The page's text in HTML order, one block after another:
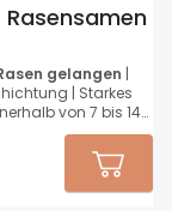
gelangen |
| Starkes
von 7 bis 14